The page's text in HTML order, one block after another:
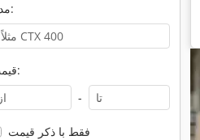
مدل:
قیمت:
-
فقط با ذکر قیمت